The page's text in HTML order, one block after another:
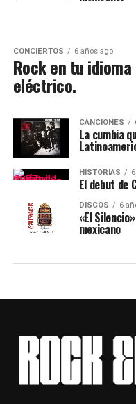
CONCIERTOS 6 años ago
Rock en tu
eléctrico.
CANCIONES
La cumbia
HISTORIAS
El debut de
DISCOS 6
«El
mexicano